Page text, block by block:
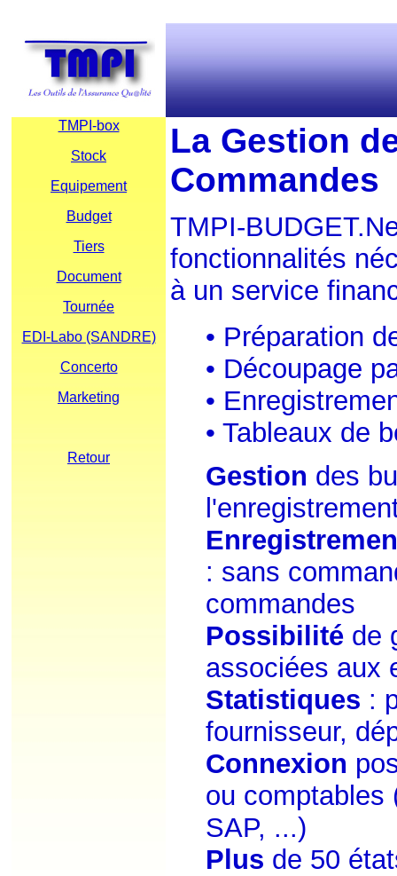
TMPI-box
Stock
Equipement
Budget
Tiers
Document
Tournée
EDI-Labo (SANDRE)
Concerto
Marketing
Retour
La Gestion
Commandes
TMPI-
fonctionnalités
à un service
• Préparation
• Découpage
•
• Tableaux de
Gestion des
: sans
commandes
Possibilité de
associées aux
Statistiques :
fournisseur,
Connexion
ou comptables
SAP, ...)
Plus de 50